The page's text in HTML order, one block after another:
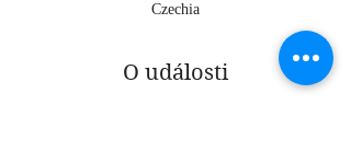
Czechia
O události